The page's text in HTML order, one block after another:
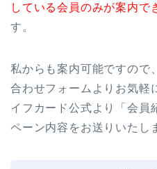
している会員のみが案内で
す。
私からも案内可能ですので
合わせフォームよりお気軽
イフカード公式より「会員
ペーン内容をお送りいたし